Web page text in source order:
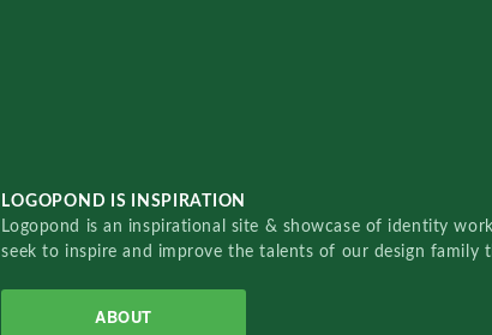
LOGOPOND IS INSPIRATION
Logopond is an inspirational site & showcase of identity
seek to inspire and improve the talents of our design family
ABOUT